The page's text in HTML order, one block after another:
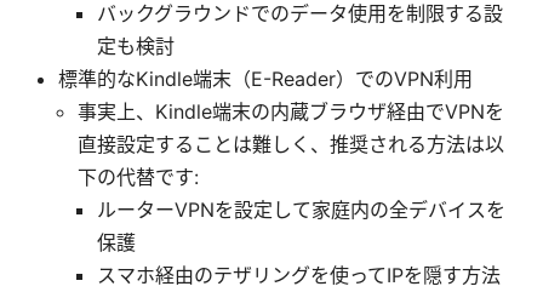
バックグラウンドでのデータ使用を制限する設
定も検討
標準的なKindle端末（E-Reader）でのVPN利用
事実上、Kindle端末の内蔵ブラウザ経由でVPNを
直接設定することは難しく、推奨される方法は以
下の代替です:
ルーターVPNを設定して家庭内の全デバイスを
保護
スマホ経由のテザリングを使ってIPを隠す方法